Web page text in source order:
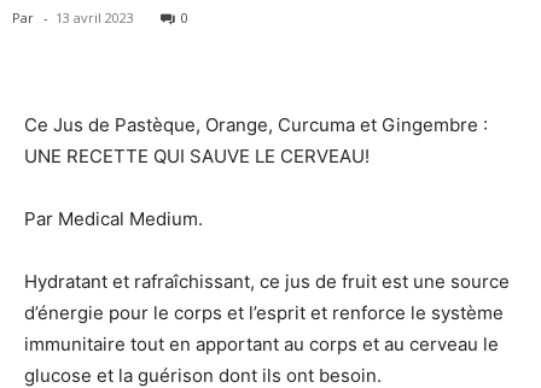
Par - 13 avril 2023 0
Ce Jus de Pastèque, Orange, Curcuma et Gingembre :
UNE RECETTE QUI SAUVE LE CERVEAU!
Par Medical Medium.
Hydratant et rafraîchissant, ce jus de fruit est une source
d’énergie pour le corps et l’esprit et renforce le système
immunitaire tout en apportant au corps et au cerveau le
glucose et la guérison dont ils ont besoin.